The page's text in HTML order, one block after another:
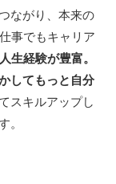
ながり、本来の
事でもキャリア
生経験が豊富。
してもっと自分
スキルアップし
。